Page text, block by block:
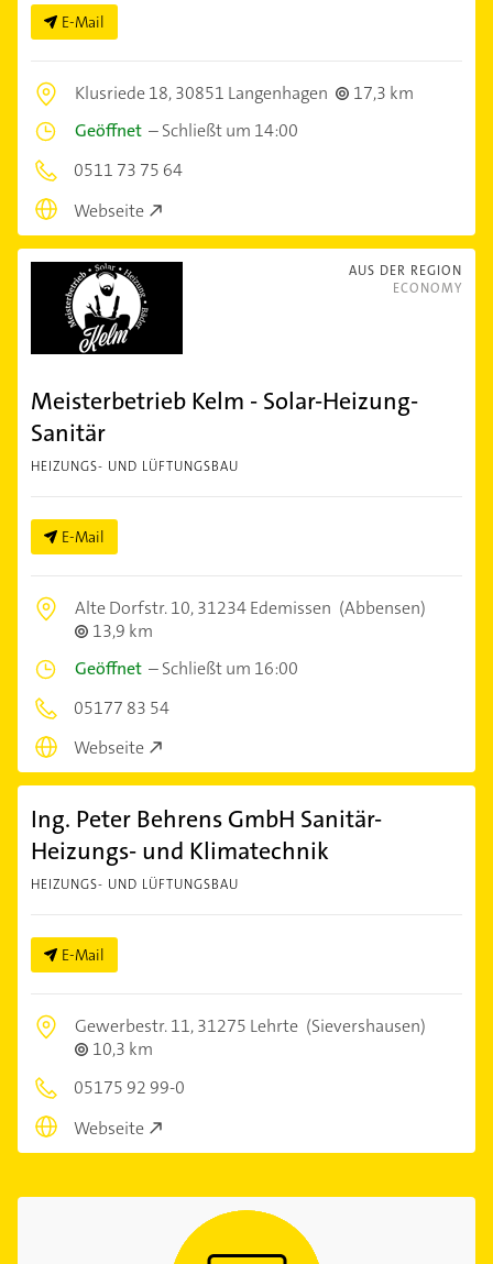
E-Mail
Klusriede 18,30851 Langenhagen
17,3 km
Geöffnet –Schließt um 14:00
0511 73 75 64
Webseite
AUS DER REGION
ECONOMY
Meisterbetrieb Kelm - Solar-Heizung-
Sanitär
HEIZUNGS- UND LÜFTUNGSBAU
E-Mail
Alte Dorfstr. 10,31234 Edemissen (Abbensen)
13,9 km
Geöffnet –Schließt um 16:00
05177 83 54
Webseite
Ing. Peter Behrens GmbH Sanitär-
Heizungs- und Klimatechnik
HEIZUNGS- UND LÜFTUNGSBAU
E-Mail
Gewerbestr. 11,31275 Lehrte (Sievershausen)
10,3 km
05175 92 99-0
Webseite